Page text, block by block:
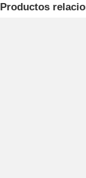
Productos